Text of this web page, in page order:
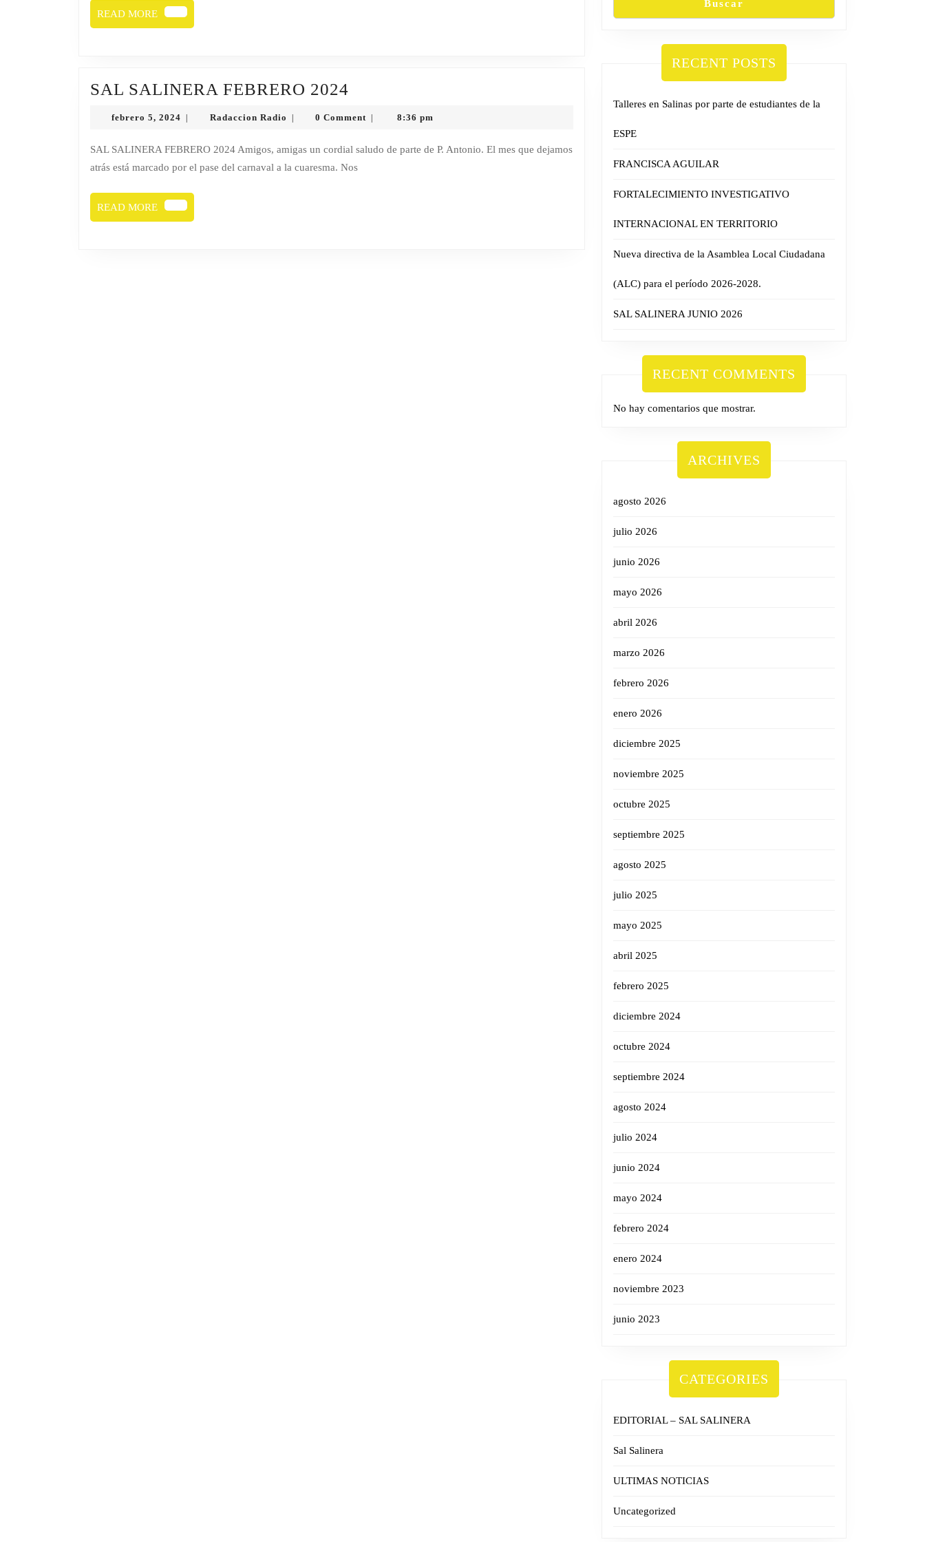
READ MORE
READ
MORE
SAL SALINERA FEBRERO 2024
2024
febrero 5, 2024 febreroRadaccion Radio Radaccion0 Comment 8:36 pm
SAL SALINERA FEBRERO 2024 Amigos, amigas un cordial saludo de parte de P. Antonio. El mes que dejamos
atrás está marcado por el pase del carnaval a la cuaresma. Nos
READ MORE
READ
MORE
Buscar
RECENT POSTS
Talleres en Salinas por parte de estudiantes de la
ESPE
FRANCISCA AGUILAR
FORTALECIMIENTO INVESTIGATIVO
INTERNACIONAL EN TERRITORIO
Nueva directiva de la Asamblea Local Ciudadana
(ALC) para el período 2026-2028.
SAL SALINERA JUNIO 2026
RECENT COMMENTS
No hay comentarios que mostrar.
ARCHIVES
agosto 2026
julio 2026
junio 2026
mayo 2026
abril 2026
marzo 2026
febrero 2026
enero 2026
diciembre 2025
noviembre 2025
octubre 2025
septiembre 2025
agosto 2025
julio 2025
mayo 2025
abril 2025
febrero 2025
diciembre 2024
octubre 2024
septiembre 2024
agosto 2024
julio 2024
junio 2024
mayo 2024
febrero 2024
enero 2024
noviembre 2023
junio 2023
CATEGORIES
EDITORIAL – SAL SALINERA
Sal Salinera
ULTIMAS NOTICIAS
Uncategorized